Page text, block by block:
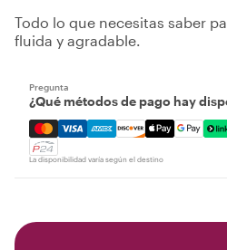
Todo lo que necesitas saber
fluida y agradable.
Pregunta
¿Qué métodos de pago hay
Mastercard, Visa, Amex,
La disponibilidad varía según el destino